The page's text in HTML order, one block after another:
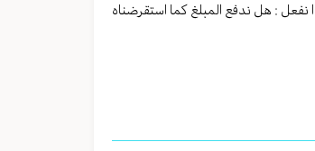
.. فماذا نفعل : هل ندفع المبلغ كما استقرضناه